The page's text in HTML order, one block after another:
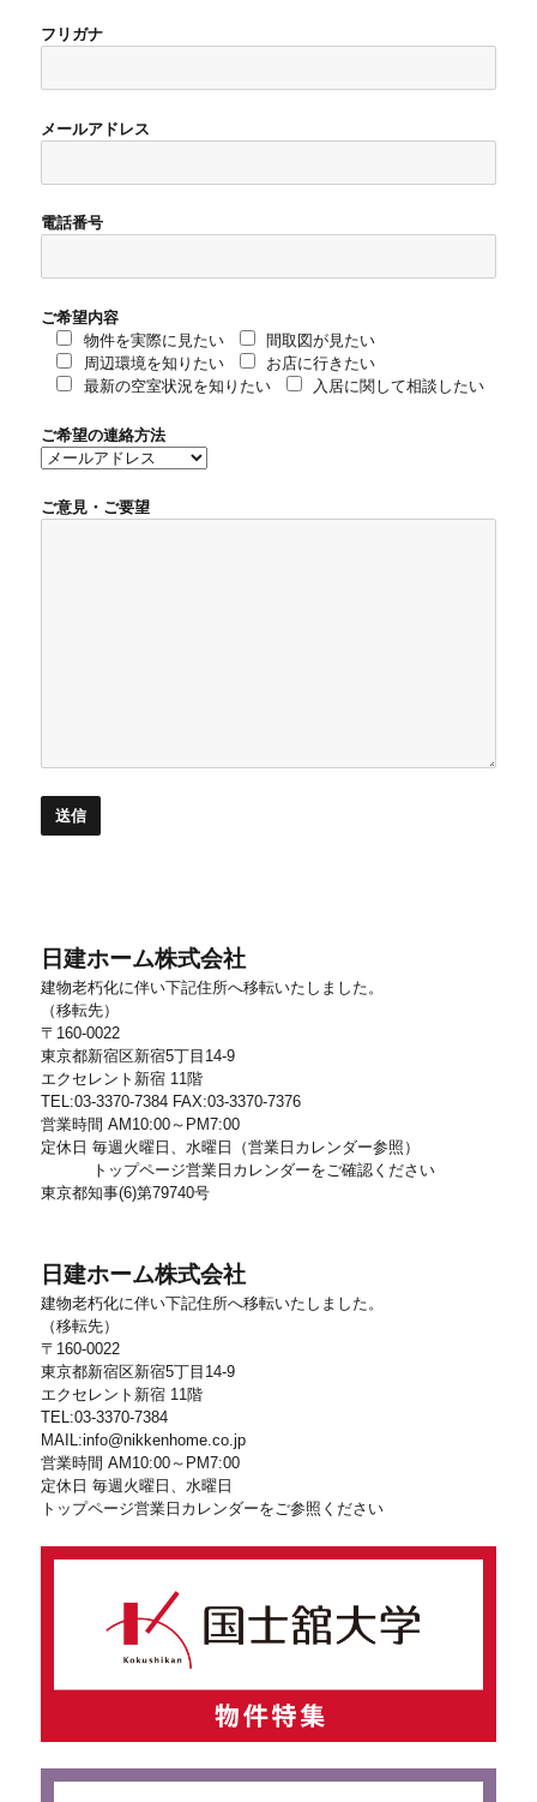
フリガナ
メールアドレス
電話番号
ご希望内容
物件を実際に見たい
間取図が見たい
周辺環境を知りたい
お店に行きたい
最新の空室状況を知りたい
入居に関して相談したい
ご希望の連絡方法
ご意見・ご要望
日建ホーム株式会社
建物老朽化に伴い下記住所へ移転いたしました。
（移転先）
〒160-0022
東京都新宿区新宿5丁目14-9
エクセレント新宿 11階
TEL:03-3370-7384 FAX:03-3370-7376
営業時間 AM10:00～PM7:00
定休日 毎週火曜日、水曜日（営業日カレンダー参照）
トップページ営業日カレンダーをご確認ください
東京都知事(6)第79740号
日建ホーム株式会社
建物老朽化に伴い下記住所へ移転いたしました。
（移転先）
〒160-0022
東京都新宿区新宿5丁目14-9
エクセレント新宿 11階
TEL:03-3370-7384
MAIL:info@nikkenhome.co.jp
営業時間 AM10:00～PM7:00
定休日 毎週火曜日、水曜日
トップページ営業日カレンダーをご参照ください